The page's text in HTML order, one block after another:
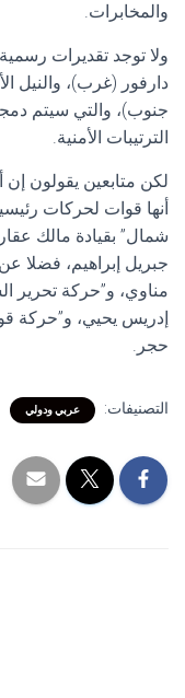
والمخابرات.
ولا توجد تقديرات
دارفور (غرب)،
جنوب)، والتي سيتم
الترتيبات الأمنية.
لكن متابعين يقولون إن
أنها قوات لحركات
شمال” بقيادة مالك
جبريل إبراهيم، فضلا
مناوي، و”حركة تحرير
إدريس يحيي، و”حركة
حجر.
التصنيفات: عربي ودولي